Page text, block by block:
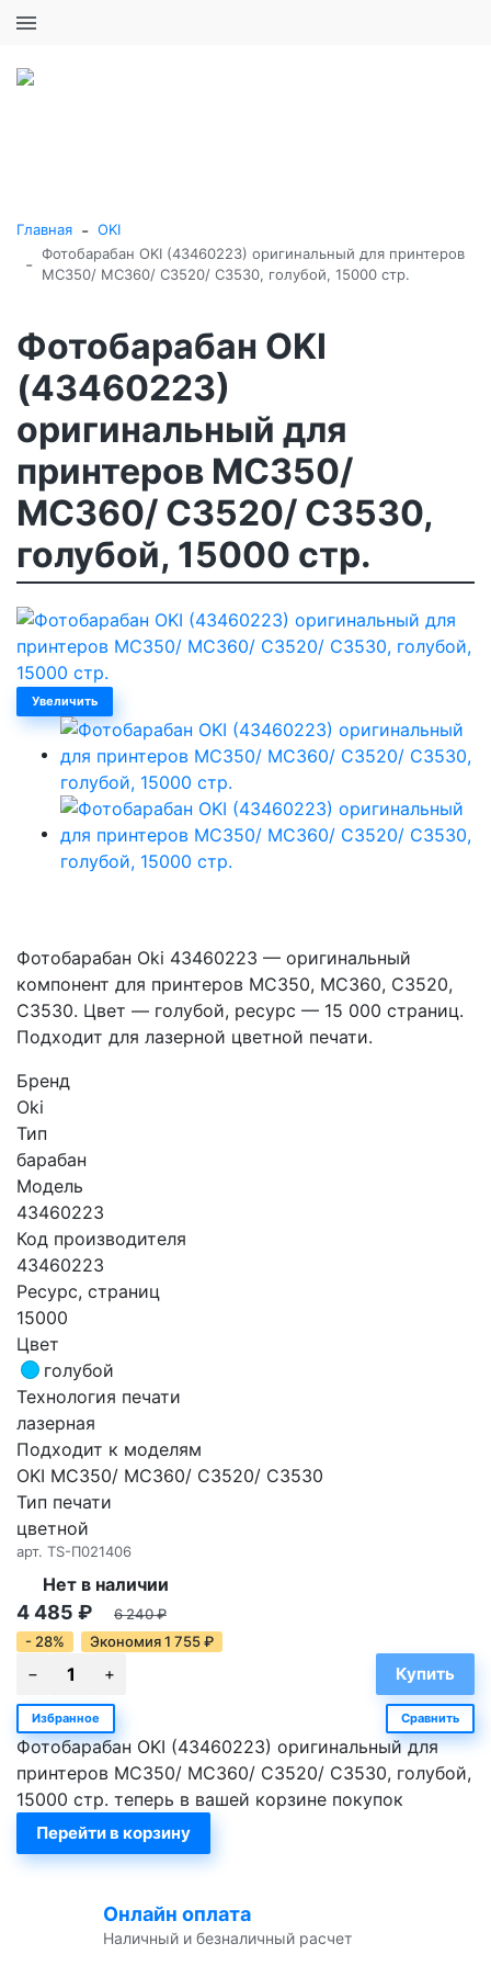
Главная - OKI
- Фотобарабан OKI (43460223) оригинальный для принтеров
MC350/ MC360/ C3520/ C3530, голубой, 15000 стр.
Фотобарабан OKI
(43460223)
оригинальный для
принтеров MC350/
MC360/ C3520/ C3530,
голубой, 15000 стр.
Увеличить
Фотобарабан Oki 43460223 — оригинальный
компонент для принтеров MC350, MC360, C3520,
C3530. Цвет — голубой, ресурс — 15 000 страниц.
Подходит для лазерной цветной печати.
Бренд
Oki
Тип
барабан
Модель
43460223
Код производителя
43460223
Ресурс, страниц
15000
Цвет
голубой
Технология печати
лазерная
Подходит к моделям
OKI MC350/ MC360/ C3520/ C3530
Тип печати
цветной
арт. TS-П021406
Нет в наличии
4 485 ₽ 6 240₽
- 28%
Экономия1 755₽
Избранное Сравнить
Фотобарабан OKI (43460223) оригинальный для
принтеров MC350/ MC360/ C3520/ C3530, голубой,
15000 стр. теперь в вашей корзине покупок
Перейти в корзину
Онлайн оплата
Наличный и безналичный расчет